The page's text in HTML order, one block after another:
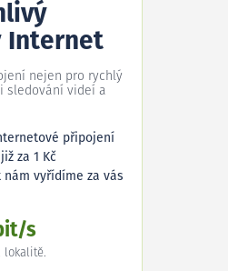
Internet
nejen pro rychlý
sledování videí a
připojení
za 1 Kč
nám vyřídíme za vás
s
lokalitě.